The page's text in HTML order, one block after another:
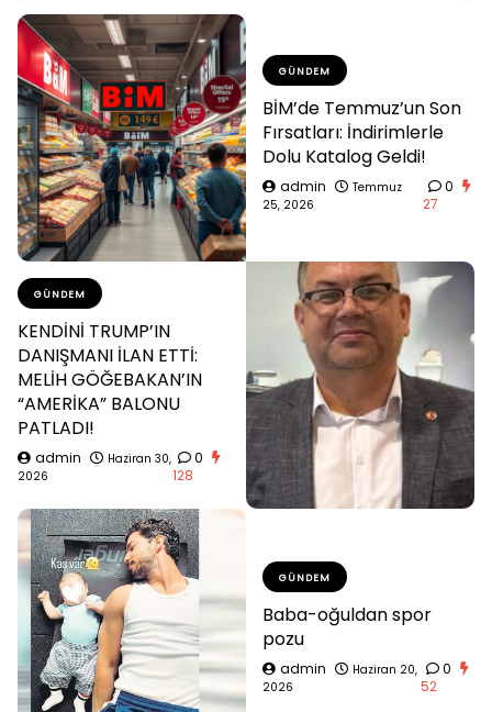
GÜNDEM
BİM’de Temmuz’un Son
Fırsatları: İndirimlerle
Dolu Katalog Geldi!
admin
Temmuz
25, 2026
0
27
GÜNDEM
KENDİNİ TRUMP’IN
DANIŞMANI İLAN ETTİ:
MELİH GÖĞEBAKAN’IN
“AMERİKA” BALONU
PATLADI!
admin
Haziran 30,
2026
0
128
GÜNDEM
Baba-oğuldan spor
pozu
admin
Haziran 20,
2026
0
52